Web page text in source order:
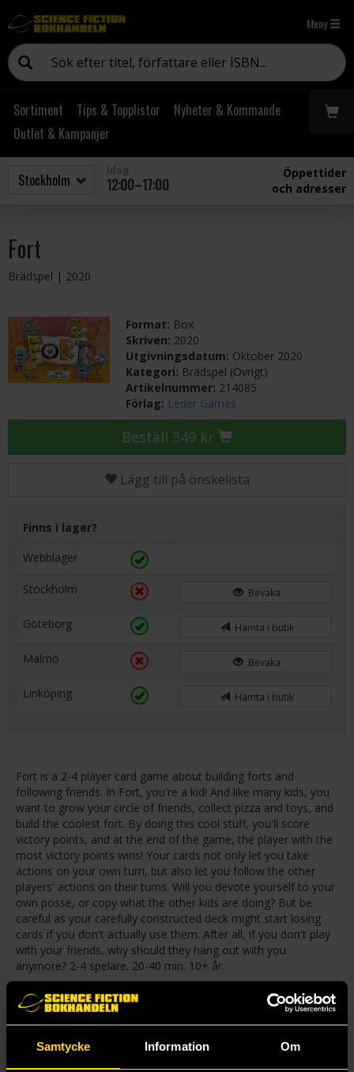
Samtycke Information Om
Meny
Sortiment Tips & Topplistor
Nyheter & Kommande
Outlet & Kampanjer
12:00–17:00
Öppettider
och adresser
Fort
Brädspel | 2020
Format: Box
Skriven: 2020
Utgivningsdatum: Oktober 2020
Kategori: Brädspel (Övrigt)
Artikelnummer: 214085
Förlag: Leder Games
Beställ 349 kr
Lägg till på önskelista
Finns i lager?
Webblager
Stockholm Bevaka
Göteborg Hämta i butik
Malmö Bevaka
Linköping Hämta i butik
Fort is a 2-4 player card game about building forts and
following friends. In Fort, you're a kid! And like many kids, you
want to grow your circle of friends, collect pizza and toys, and
build the coolest fort. By doing this cool stuff, you'll score
victory points, and at the end of the game, the player with the
most victory points wins! Your cards not only let you take
actions on your own turn, but also let you follow the other
players' actions on their turns. Will you devote yourself to your
own posse, or copy what the other kids are doing? But be
careful as your carefully constructed deck might start losing
cards if you don't actually use them. After all, if you don't play
with your friends, why should they hang out with you
anymore? 2-4 spelare. 20-40 min. 10+ år.
Mer från Leder Games